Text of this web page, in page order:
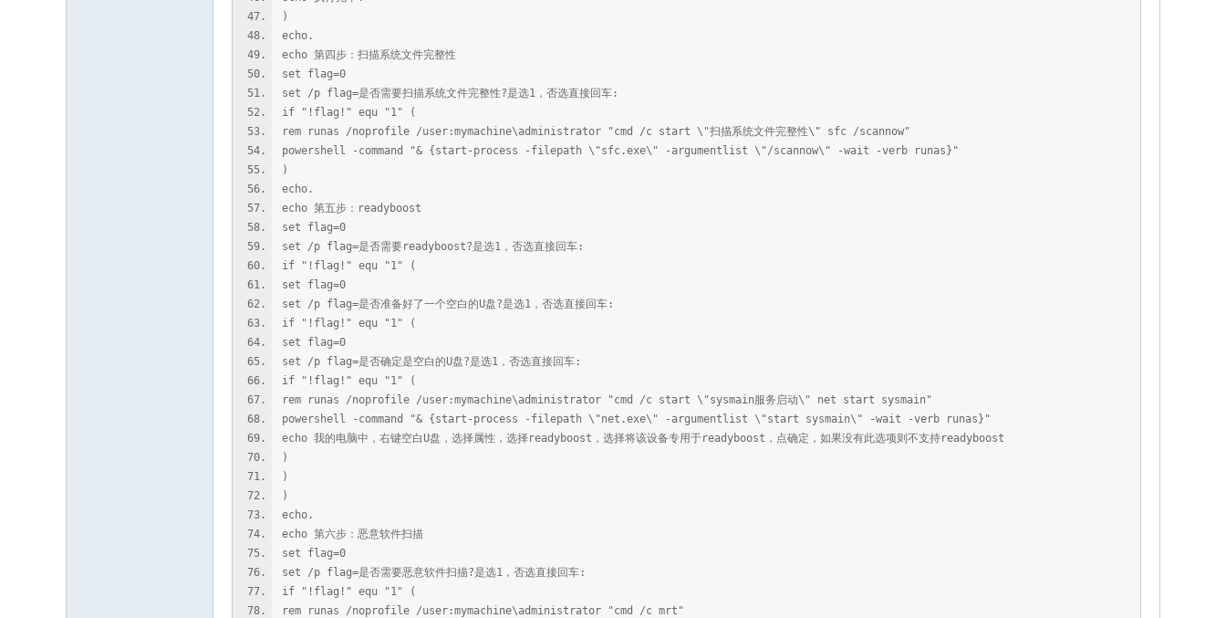
)
echo.
echo 第四步：扫描系统文件完整性
set flag=0
set /p flag=是否需要扫描系统文件完整性?是选1，否选直接回车:
if "!flag!" equ "1" (
rem runas /noprofile /user:mymachine\administrator "cmd /c start \"扫描系统文件完整性\" sfc /scannow"
powershell -command "& {start-process -filepath \"sfc.exe\" -argumentlist \"/scannow\" -wait -verb runas}"
)
echo.
echo 第五步：readyboost
set flag=0
set /p flag=是否需要readyboost?是选1，否选直接回车:
if "!flag!" equ "1" (
set flag=0
set /p flag=是否准备好了一个空白的U盘?是选1，否选直接回车:
if "!flag!" equ "1" (
set flag=0
set /p flag=是否确定是空白的U盘?是选1，否选直接回车:
if "!flag!" equ "1" (
rem runas /noprofile /user:mymachine\administrator "cmd /c start \"sysmain服务启动\" net start sysmain"
powershell -command "& {start-process -filepath \"net.exe\" -argumentlist \"start sysmain\" -wait -verb runas}"
echo 我的电脑中，右键空白U盘，选择属性，选择readyboost，选择将该设备专用于readyboost，点确定，如果没有此选项则不支持readyboost
)
)
)
echo.
echo 第六步：恶意软件扫描
set flag=0
set /p flag=是否需要恶意软件扫描?是选1，否选直接回车:
if "!flag!" equ "1" (
rem runas /noprofile /user:mymachine\administrator "cmd /c mrt"